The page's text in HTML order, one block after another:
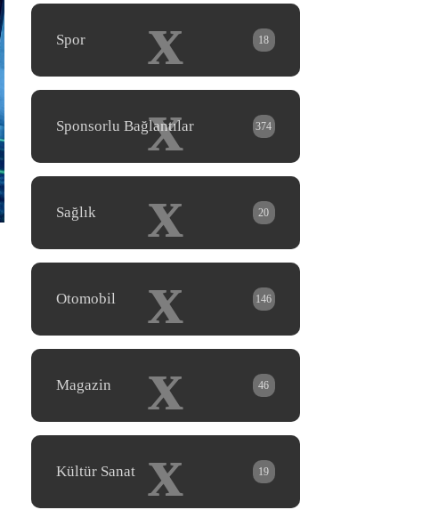
x
Spor 18
x
Sponsorlu Bağlantılar 374
x
Sağlık 20
x
Otomobil 146
x
Magazin 46
x
Kültür Sanat 19